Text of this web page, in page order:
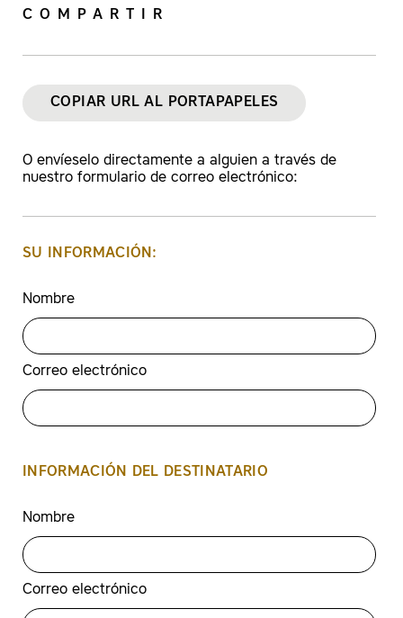
empleados sobre las ETS
Seguimiento de muestra
COVID-19
dispuestos en las recomendaciones
Realizar la limpieza y desinfección
diaria según lasrecomendaciones de
Registrar e informar los contagios y
Establecer procesos anónimos para
riesgos relacionados con la COVID-19
COMPARTIR
COPIAR URL AL PORTAPAPELES
O envíeselo directamente a alguien a través de
nuestro formulario de correo electrónico:
SU INFORMACIÓN:
Nombre
Correo electrónico
INFORMACIÓN DEL DESTINATARIO
Nombre
Correo electrónico